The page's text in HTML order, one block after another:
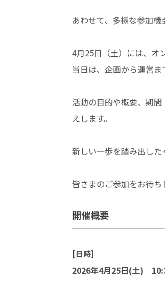
あわせて、多様な参加機
4月25日（土）には、オ
当日は、企画から運営ま
活動の目的や概要、期
えします。
新しい一歩を踏み出した
皆さまのご参加をお待ち
開催概要
[日時]
2026年4月25日(土)